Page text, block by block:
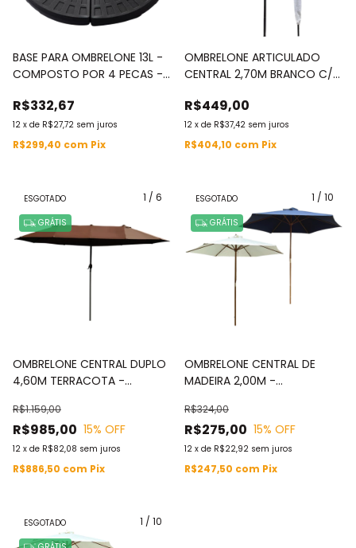
BASE PARA OMBRELONE 13L -
COMPOSTO POR 4 PECAS -
R$332,67
12 x de R$27,72 sem juros
R$299,40 com Pix
OMBRELONE ARTICULADO
CENTRAL 2,70M BRANCO C/
R$449,00
12 x de R$37,42 sem juros
R$404,10 com Pix
1 / 6
ESGOTADO
GRÁTIS
OMBRELONE CENTRAL DUPLO
4,60M TERRACOTA -
R$985,00
R$1.159,00
15% OFF
12 x de R$82,08 sem juros
R$886,50 com Pix
1 / 10
ESGOTADO
GRÁTIS
OMBRELONE CENTRAL DE
MADEIRA 2,00M -
R$275,00
R$324,00
15% OFF
12 x de R$22,92 sem juros
R$247,50 com Pix
1 / 10
ESGOTADO